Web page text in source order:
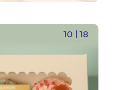
10 | 18